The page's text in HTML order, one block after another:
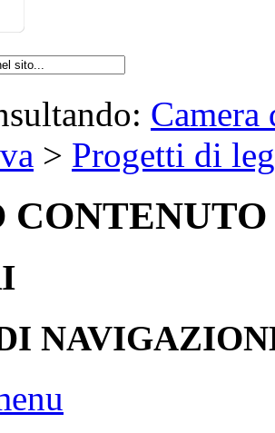
Camera
> Progetti di